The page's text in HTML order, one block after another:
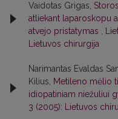
Vaidotas Grigas,
atliekant laparoskopu
atvejo pristatymas
Lietuvos chirurgija
Narimantas Evaldas
Kilius,
Metileno mėlio
idiopatiniam niežuliui
3 (2005): Lietuvos